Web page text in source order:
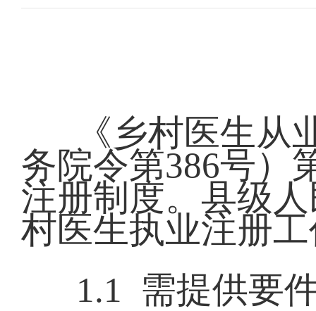
《乡村医生从
务院令第386号）
注册制度。县级
村医生执业注册
1.1 需提供要